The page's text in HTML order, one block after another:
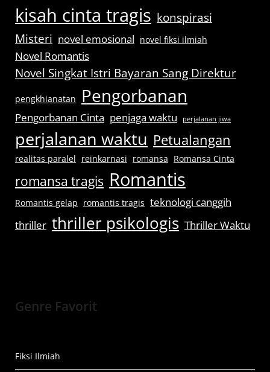
kisah cinta tragis konspirasi
Misteri novel emosional novel fiksi ilmiah
Novel Romantis
Novel Singkat Istri Bayaran Sang Direktur
pengkhianatan Pengorbanan
Pengorbanan Cinta penjaga waktu perjalanan jiwa
perjalanan waktu Petualangan
realitas paralel reinkarnasi romansa Romansa Cinta
romansa tragis Romantis
Romantis gelap romantis tragis teknologi canggih
thriller thriller psikologis Thriller Waktu
Genre Favorit
Fiksi Ilmiah